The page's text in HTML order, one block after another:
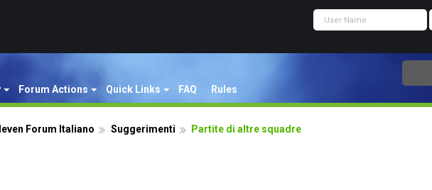
Forum Actions Quick Links FAQ Rules
Forum Italiano Suggerimenti Partite di altre squadre